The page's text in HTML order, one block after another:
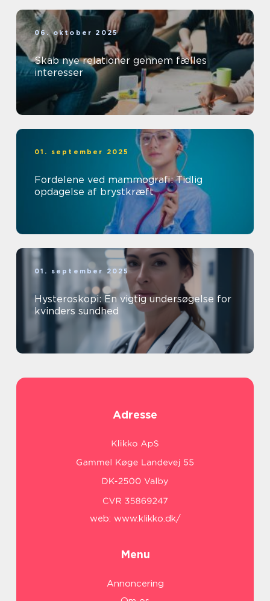
06. oktober 2025
Skab nye relationer gennem fælles
interesser
01. september 2025
Fordelene ved mammografi: Tidlig
opdagelse af brystkræft
01. september 2025
Hysteroskopi: En vigtig undersøgelse for
kvinders sundhed
Adresse
web: www.klikko.dk/
Menu
Annoncering